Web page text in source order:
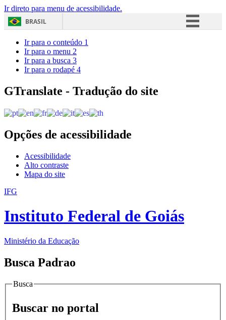
Ir direto para menu de acessibilidade.
BRASIL
Acesso à informação
Ir para o conteúdo 1
Ir para o menu 2
Ir para a busca 3
Ir para o rodapé 4
GTranslate - Tradução do site
Opções de acessibilidade
Acessibilidade
Alto contraste
Mapa do site
IFG
Instituto Federal de Goiás
Ministério da Educação
Busca Padrao
Busca
Buscar no portal